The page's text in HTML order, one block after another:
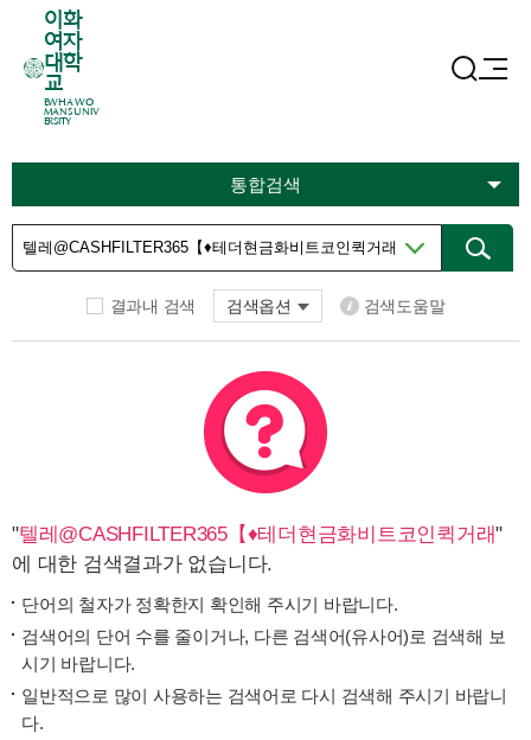
이화
여자
대학
교
EWHA WO
MANS UNIV
ERSITY
통합검색
결과내 검색 검색옵션 검색도움말
"텔레@CASHFILTER365【♦테더현금화비트코인퀵거래"
에 대한 검색결과가 없습니다.
단어의 철자가 정확한지 확인해 주시기 바랍니다.
검색어의 단어 수를 줄이거나, 다른 검색어(유사어)로 검색해 보
시기 바랍니다.
일반적으로 많이 사용하는 검색어로 다시 검색해 주시기 바랍니
다.